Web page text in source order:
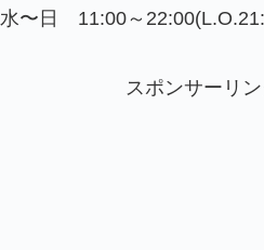
水〜日 11:00～
スポンサーリン